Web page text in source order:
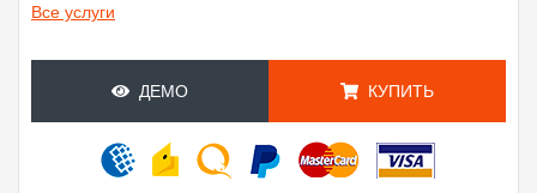
Все услуги
ДЕМО КУПИТЬ